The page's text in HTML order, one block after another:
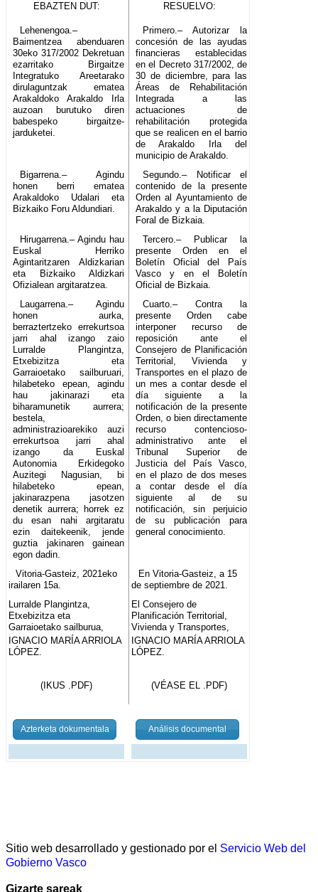
EBAZTEN DUT: RESUELVO:
Lehenengoa.–
Baimentzea abenduaren
30eko 317/2002 Dekretuan
ezarritako Birgaitze
Integratuko Areetarako
dirulaguntzak ematea
Arakaldoko Arakaldo Irla
auzoan burutuko diren
babespeko birgaitze-
jarduketei.
Primero.– Autorizar la
concesión de las ayudas
financieras establecidas
en el Decreto 317/2002, de
30 de diciembre, para las
Áreas de Rehabilitación
Integrada a las
actuaciones de
rehabilitación protegida
que se realicen en el barrio
de Arakaldo Irla del
municipio de Arakaldo.
Bigarrena.– Agindu
honen berri ematea
Arakaldoko Udalari eta
Bizkaiko Foru Aldundiari.
Segundo.– Notificar el
contenido de la presente
Orden al Ayuntamiento de
Arakaldo y a la Diputación
Foral de Bizkaia.
Hirugarrena.– Agindu hau
Euskal Herriko
Agintaritzaren Aldizkarian
eta Bizkaiko Aldizkari
Ofizialean argitaratzea.
Tercero.– Publicar la
presente Orden en el
Boletín Oficial del País
Vasco y en el Boletín
Oficial de Bizkaia.
Laugarrena.– Agindu
honen aurka,
berraztertzeko errekurtsoa
jarri ahal izango zaio
Lurralde Plangintza,
Etxebizitza eta
Garraioetako sailburuari,
hilabeteko epean, agindu
hau jakinarazi eta
biharamunetik aurrera;
bestela,
administrazioarekiko auzi
errekurtsoa jarri ahal
izango da Euskal
Autonomia Erkidegoko
Auzitegi Nagusian, bi
hilabeteko epean,
jakinarazpena jasotzen
denetik aurrera; horrek ez
du esan nahi argitaratu
ezin daitekeenik, jende
guztia jakinaren gainean
egon dadin.
Cuarto.– Contra la
presente Orden cabe
interponer recurso de
reposición ante el
Consejero de Planificación
Territorial, Vivienda y
Transportes en el plazo de
un mes a contar desde el
día siguiente a la
notificación de la presente
Orden, o bien directamente
recurso contencioso-
administrativo ante el
Tribunal Superior de
Justicia del País Vasco,
en el plazo de dos meses
a contar desde el día
siguiente al de su
notificación, sin perjuicio
de su publicación para
general conocimiento.
Vitoria-Gasteiz, 2021eko
irailaren 15a.
En Vitoria-Gasteiz, a 15
de septiembre de 2021.
Lurralde Plangintza,
Etxebizitza eta
Garraioetako sailburua,
El Consejero de
Planificación Territorial,
Vivienda y Transportes,
IGNACIO MARÍA ARRIOLA
LÓPEZ.
IGNACIO MARÍA ARRIOLA
LÓPEZ.
(IKUS .PDF) (VÉASE EL .PDF)
Azterketa dokumentala Análisis documental
Sitio web desarrollado y gestionado por el Servicio Web del
Gobierno Vasco
Gizarte sareak